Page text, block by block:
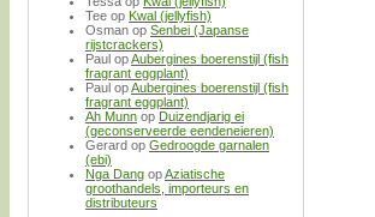
Tee op Kwal (jellyfish)
Osman op Senbei (Japanse
rijstcrackers)
Paul opAubergines boerenstijl (fish
fragrant eggplant)
Paul opAubergines boerenstijl (fish
fragrant eggplant)
Ah Munn op Duizendjarig ei
(geconserveerde eendeneieren)
Gerard op Gedroogde garnalen
(ebi)
Nga Dang opAziatische
groothandels, importeurs en
distributeurs